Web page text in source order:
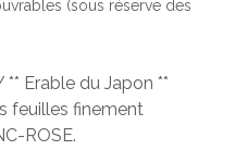
(sous réserve des
Erable du Japon **
feuilles finement
ROSE.